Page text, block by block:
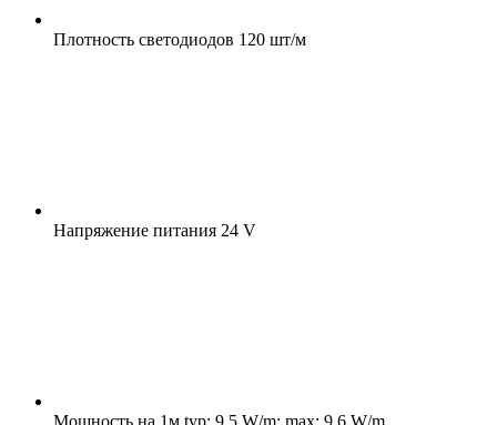
Плотность светодиодов 120 шт/м
Напряжение питания 24 V
Мощность на 1м typ: 9.5 W/m; max: 9.6 W/m